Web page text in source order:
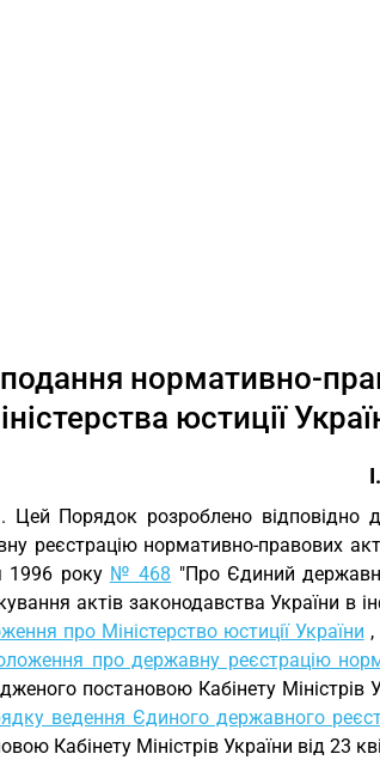
подання нормативно-
юстиції
Цей Порядок розроблено відповідно
реєстрацію нормативно-правових
1996 року № 468 "Про Єдиний
актів законодавства України в
про Міністерство юстиції України
про державну реєстрацію
постановою Кабінету
ведення Єдиного державного
Кабінету Міністрів України від 23